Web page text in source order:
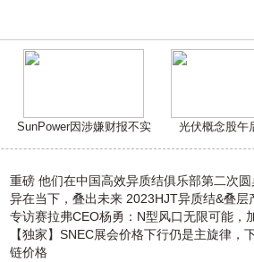
SunPower因涉嫌财报不实 光伏概念股午
重磅 他们在中国高效异质结俱乐部第二次
异在当下，叠出未来 2023HJT异质结&叠层
专访赛拉弗CEO杨勇：N型风口无限可能，
【独家】SNEC展会价格下行仍是主旋律，
链价格